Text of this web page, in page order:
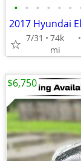
• • • • • •
2017 Hyundai
7/31
74k
mi
$6,750